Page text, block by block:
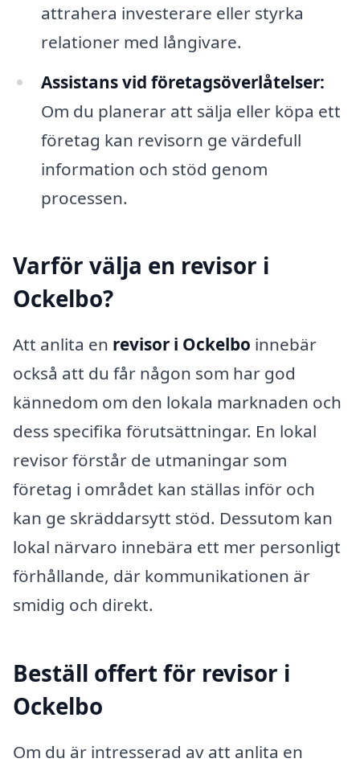
attrahera investerare eller styrka
relationer med långivare.
Assistans vid företagsöverlåtelser:
Om du planerar att sälja eller köpa ett
företag kan revisorn ge värdefull
information och stöd genom
processen.
Varför välja en revisor i
Ockelbo?
Att anlita en revisor i Ockelbo innebär
också att du får någon som har god
kännedom om den lokala marknaden och
dess specifika förutsättningar. En lokal
revisor förstår de utmaningar som
företag i området kan ställas inför och
kan ge skräddarsytt stöd. Dessutom kan
lokal närvaro innebära ett mer personligt
förhållande, där kommunikationen är
smidig och direkt.
Beställ offert för revisor i
Ockelbo
Om du är intresserad av att anlita en